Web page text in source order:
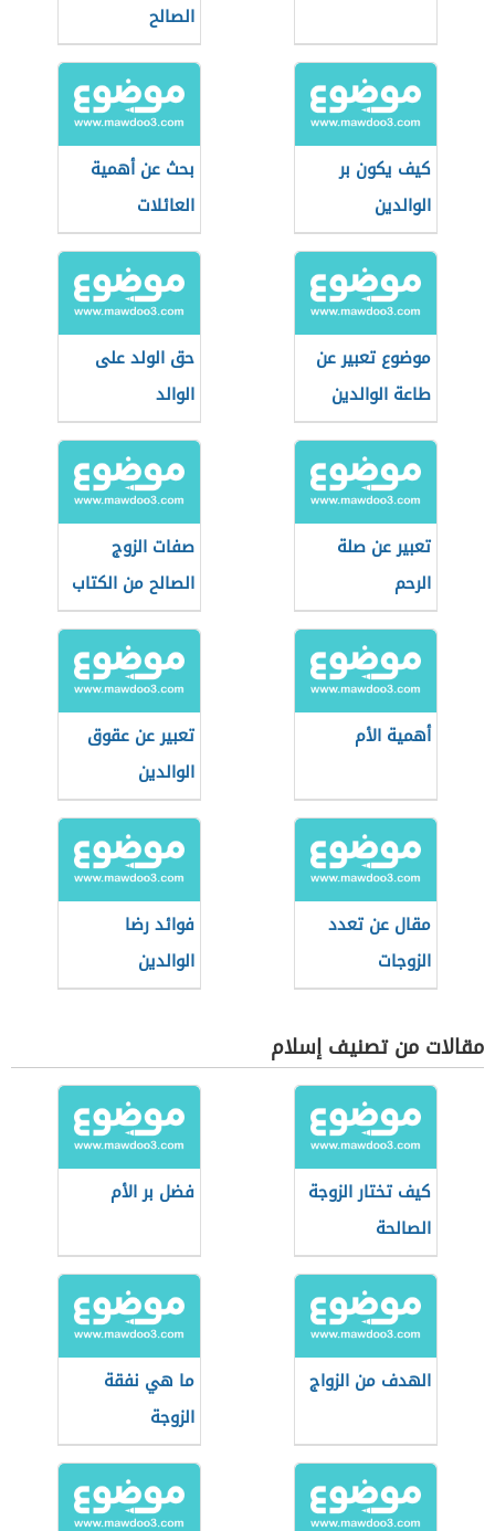
الصالح
كيف يكون بر
الوالدين
بحث عن أهمية
العائلات
موضوع تعبير عن
طاعة الوالدين
حق الولد على
الوالد
تعبير عن صلة
الرحم
صفات الزوج
الصالح من الكتاب
والسنة
أهمية الأم
تعبير عن عقوق
الوالدين
مقال عن تعدد
الزوجات
فوائد رضا
الوالدين
مقالات من تصنيف إسلام
كيف تختار الزوجة
الصالحة
فضل بر الأم
الهدف من الزواج
ما هي نفقة
الزوجة